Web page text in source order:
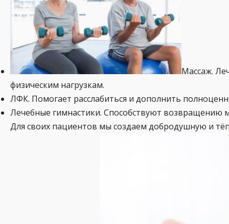
Массаж.
физическим нагрузкам.
ЛФК. Помогает расслабиться и дополнить
Лечебные гимнастики. Способствуют возвращению
Для своих пациентов мы создаем добродушную и